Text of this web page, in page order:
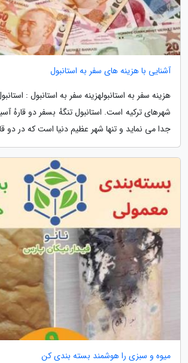
آشنایی با هزینه های سفر به استانبول
هزینه سفر به استانبولهزینه سفر به استانبول :
شهرهای ترکیه است. استانبول تنگهٔ بسفر دو قارهٔ آسیا
جدا می نماید و تنها شهر عظیم دنیا است که در دو
میوه و سبزی را هوشمند بسته بندی کن